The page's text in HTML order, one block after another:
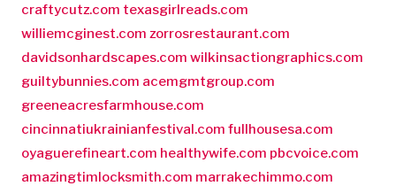
craftycutz.com texasgirlreads.com
williemcginest.com zorrosrestaurant.com
davidsonhardscapes.com wilkinsactiongraphics.com
guiltybunnies.com acemgmtgroup.com
greeneacresfarmhouse.com
cincinnatiukrainianfestival.com fullhousesa.com
oyaguerefineart.com healthywife.com pbcvoice.com
amazingtimlocksmith.com marrakechimmo.com